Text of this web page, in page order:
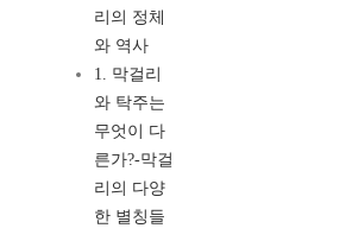
리의 정체
와 역사
1. 막걸리
와 탁주는
무엇이 다
른가?-막걸
리의 다양
한 별칭들